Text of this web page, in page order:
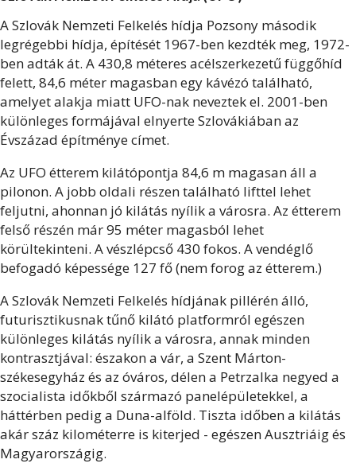
A Szlovák Nemzeti Felkelés hídja Pozsony második
legrégebbi hídja, építését 1967-ben kezdték meg, 1972-
ben adták át. A 430,8 méteres acélszerkezetű függőhíd
felett, 84,6 méter magasban egy kávézó található,
amelyet alakja miatt UFO-nak neveztek el. 2001-ben
különleges formájával elnyerte Szlovákiában az
Évszázad építménye címet.
Az UFO étterem kilátópontja 84,6 m magasan áll a
pilonon. A jobb oldali részen található lifttel lehet
feljutni, ahonnan jó kilátás nyílik a városra. Az étterem
felső részén már 95 méter magasból lehet
körültekinteni. A vészlépcső 430 fokos. A vendéglő
befogadó képessége 127 fő (nem forog az étterem.)
A Szlovák Nemzeti Felkelés hídjának pillérén álló,
futurisztikusnak tűnő kilátó platformról egészen
különleges kilátás nyílik a városra, annak minden
kontrasztjával: északon a vár, a Szent Márton-
székesegyház és az óváros, délen a Petrzalka negyed a
szocialista időkből származó panelépületekkel, a
háttérben pedig a Duna-alföld. Tiszta időben a kilátás
akár száz kilométerre is kiterjed - egészen Ausztriáig és
Magyarországig.